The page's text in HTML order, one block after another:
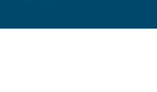
Mai sus